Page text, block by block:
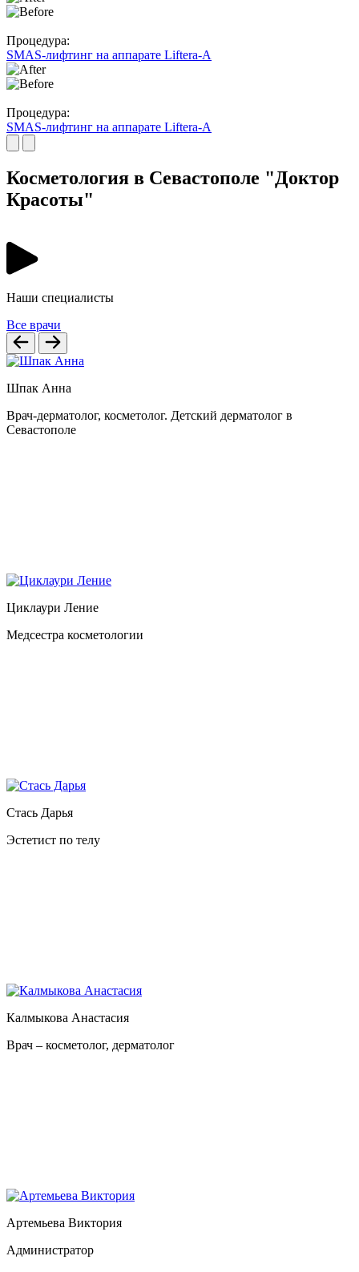
Процедура:
SMAS-лифтинг на аппарате Liftera-A
Процедура:
SMAS-лифтинг на аппарате Liftera-A
Косметология в Севастополе "Доктор
Красоты"
Наши специалисты
Все врачи
Шпак Анна
Врач-дерматолог, косметолог. Детский дерматолог в
Севастополе
Циклаури Ление
Медсестра косметологии
Стась Дарья
Эстетист по телу
Калмыкова Анастасия
Врач – косметолог, дерматолог
Артемьева Виктория
Администратор